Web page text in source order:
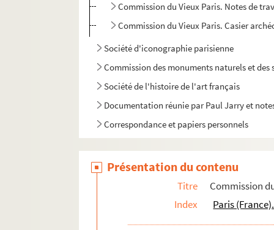
Commission du Vieux Paris. Notes de
Commission du Vieux Paris. Casier
Société d'iconographie parisienne
Commission des monuments naturels et
Société de l'histoire de l'art français
Documentation réunie par Paul Jarry et
Correspondance et papiers personnels
Présentation du contenu
Titre
Commission
Index
Paris